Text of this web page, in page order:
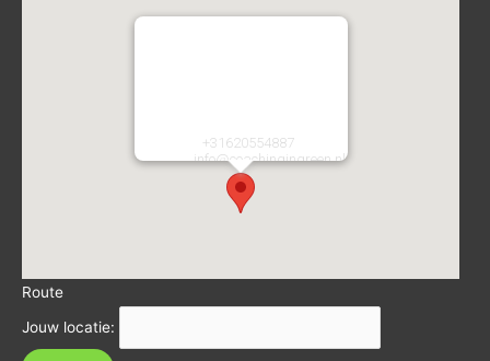
+31620554887
E-mail:info@coachingingreen.nl
https://coachingingreen.nl/
Route
Jouw locatie: